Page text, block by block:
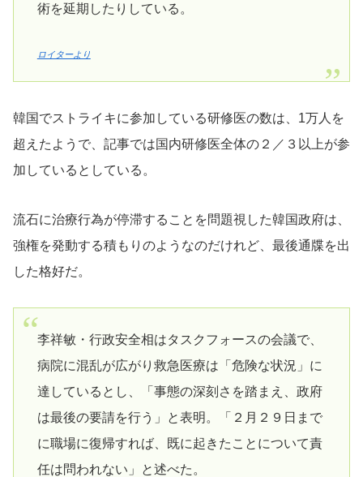
術を延期したりしている。
ロイターより
韓国でストライキに参加している研修医の数は、1万人を
超えたようで、記事では国内研修医全体の２／３以上が参
加しているとしている。
流石に治療行為が停滞することを問題視した韓国政府は、
強権を発動する積もりのようなのだけれど、最後通牒を出
した格好だ。
李祥敏・行政安全相はタスクフォースの会議で、
病院に混乱が広がり救急医療は「危険な状況」に
達しているとし、「事態の深刻さを踏まえ、政府
は最後の要請を行う」と表明。「２月２９日まで
に職場に復帰すれば、既に起きたことについて責
任は問われない」と述べた。